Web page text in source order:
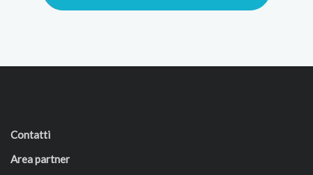
Contatti
Area partner